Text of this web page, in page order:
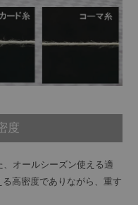
度
オールシーズン使える適
高密度でありながら、重す